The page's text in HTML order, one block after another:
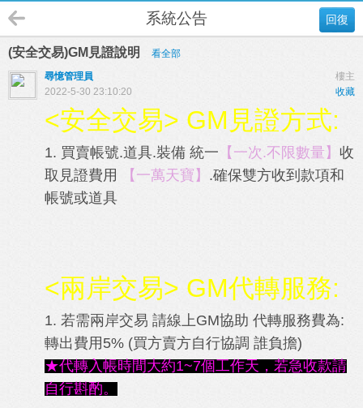
回復
系統公告
(安全交易)GM見證說明
看全部
樓主
尋憶管理員
收藏
2022-5-30 23:10:20
<安全交易> GM見證方式:
1. 買賣帳號.道具.裝備 統一 【一次.不限數量】 收
取見證費用
【一萬天寶】 .確保雙方收到款項和
帳號或道具
<兩岸交易> GM代轉服務:
1. 若需兩岸交易 請線上GM協助 代轉服務費為:
轉出費用5% (買方賣方自行協調 誰負擔)
★代轉入帳時間大約1~7個工作天，若急收款請
自行斟酌。